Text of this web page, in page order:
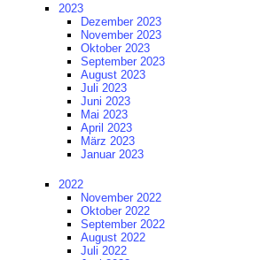
2023
Dezember 2023
November 2023
Oktober 2023
September 2023
August 2023
Juli 2023
Juni 2023
Mai 2023
April 2023
März 2023
Januar 2023
2022
November 2022
Oktober 2022
September 2022
August 2022
Juli 2022